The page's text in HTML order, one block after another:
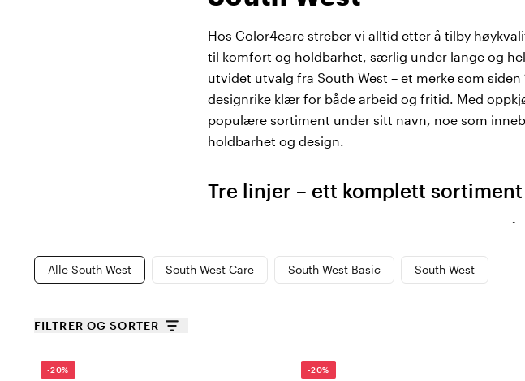
Hos Color4care streber vi alltid etter å tilby
til komfort og holdbarhet, særlig under lange og
utvidet utvalg fra South West – et merke som
designrike klær for både arbeid og fritid. Med
populære sortiment under sitt navn, noe som
holdbarhet og design.
Tre linjer – ett komplett sortiment
South Wests kolleksjoner er delt inn i tre linjer for å
South West Care- Utviklet spesielt for deg i
- Fleksible kolleksjoner utviklet for
Alle South West South West Care South West Basic South West
FILTRER OG SORTER
-20% -20%